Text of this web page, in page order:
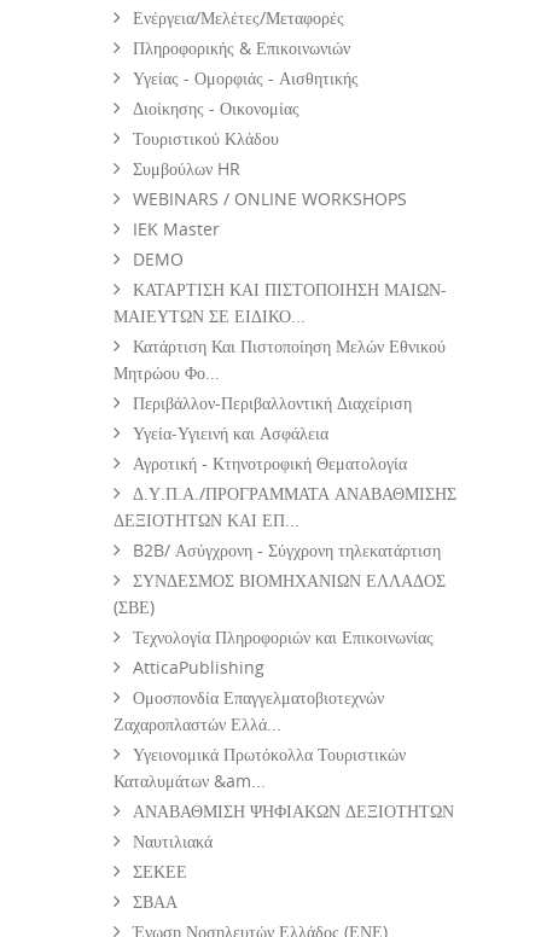
Ενέργεια/Μελέτες/Μεταφορές
Πληροφορικής & Επικοινωνιών
Υγείας - Ομορφιάς - Αισθητικής
Διοίκησης - Οικονομίας
Τουριστικού Κλάδου
Συμβούλων HR
WEBINARS / ONLINE WORKSHOPS
IEK Master
DEMO
ΚΑΤΑΡΤΙΣΗ ΚΑΙ ΠΙΣΤΟΠΟΙΗΣΗ ΜΑΙΩΝ-
ΜΑΙΕΥΤΩΝ ΣΕ ΕΙΔΙΚΟ...
Κατάρτιση Και Πιστοποίηση Μελών Εθνικού
Μητρώου Φο...
Περιβάλλον-Περιβαλλοντική Διαχείριση
Υγεία-Υγιεινή και Ασφάλεια
Αγροτική - Κτηνοτροφική Θεματολογία
Δ.Υ.Π.Α./ΠΡΟΓΡΑΜΜΑΤΑ ΑΝΑΒΑΘΜΙΣΗΣ
ΔΕΞΙΟΤΗΤΩΝ ΚΑΙ ΕΠ...
B2B/ Ασύγχρονη - Σύγχρονη τηλεκατάρτιση
ΣΥΝΔΕΣΜΟΣ ΒΙΟΜΗΧΑΝΙΩΝ ΕΛΛΑΔΟΣ
(ΣΒΕ)
Τεχνολογία Πληροφοριών και Επικοινωνίας
AtticaPublishing
Ομοσπονδία Επαγγελματοβιοτεχνών
Ζαχαροπλαστών Ελλά...
Υγειονομικά Πρωτόκολλα Τουριστικών
Καταλυμάτων &am...
ΑΝΑΒΑΘΜΙΣΗ ΨΗΦΙΑΚΩΝ ΔΕΞΙΟΤΗΤΩΝ
Ναυτιλιακά
ΣΕΚΕΕ
ΣΒΑΑ
Ένωση Νοσηλευτών Ελλάδος (ΕΝΕ)